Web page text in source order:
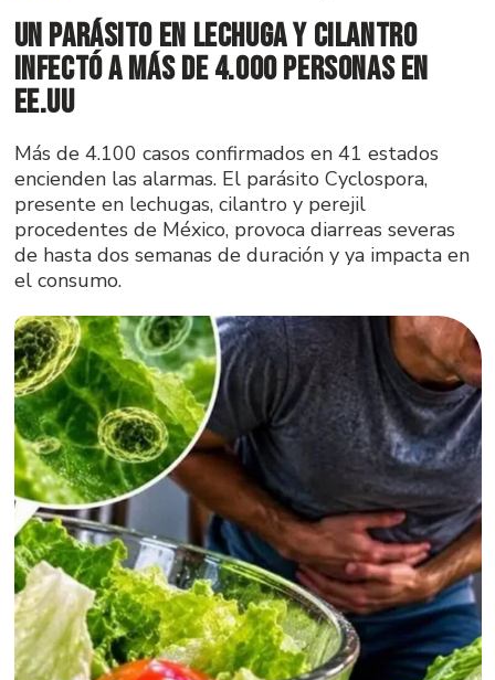
Un parásito en lechuga y cilantro
infectó a más de 4.000 personas en
EE.UU
Más de 4.100 casos confirmados en 41 estados
encienden las alarmas. El parásito Cyclospora,
presente en lechugas, cilantro y perejil
procedentes de México, provoca diarreas severas
de hasta dos semanas de duración y ya impacta en
el consumo.